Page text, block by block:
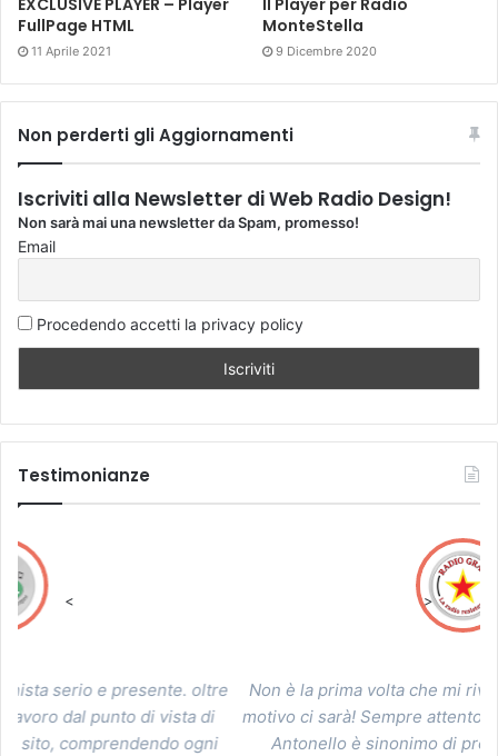
EXCLUSIVE PLAYER – Player
FullPage HTML
11 Aprile 2021
Il Player per Radio
MonteStella
9 Dicembre 2020
Non perderti gli Aggiornamenti
Iscriviti alla Newsletter di Web Radio Design!
Non sarà mai una newsletter da Spam, promesso!
Email
Procedendo accetti la privacy policy
Testimonianze
Non è la prima volta che mi rivolgo ad Antonello, ed un
motivo ci sarà! Sempre attento alle esigenze del cliente,
Antonello è sinonimo di professionalità, onestà e
< >